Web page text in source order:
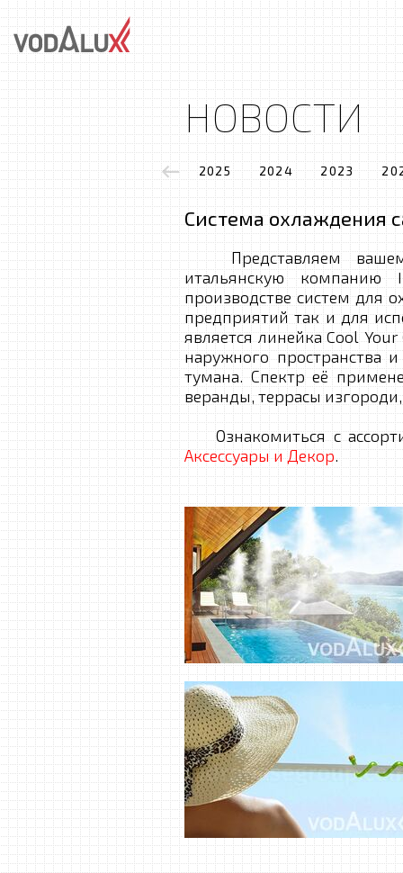
НОВОСТИ
2025 2024 2023
Система охлаждения
Представляем
итальянскую компанию
производстве систем для
предприятий так и для
является линейка Cool
наружного пространства
тумана. Спектр её
веранды, террасы
Ознакомиться с
Аксессуары и Декор.